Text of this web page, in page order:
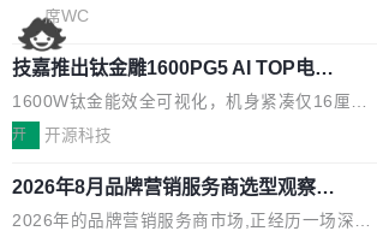
Sider、Copilot for Chrome 这些 AI 浏览器插件
了，你为什么还要再做一个"，我都觉得这个问题
问得好。 因为我自己也是从用户变成开发者的。
现有产品的天花板 我用过不少 AI 浏览器插件。
刚开始觉得都挺好——选中一段文字，弹出解
要。但用久了你会发现，它们本质上都是同一类
东西：一个带网页上下文的聊天框。 它们能读取
席WC
技嘉推出钛金雕1600PG5 AI TOP电
源：为发烧级主机与本地AI算力打造旗
舰供电方案
1600W钛金能效全可视化，机身紧凑仅16厘米
继2026台北电脑展首度亮相后，技嘉科技近日正
电源专为发烧级DIY主机与本地AI算力平台打
造，整机长度仅16厘米，提供1600W额定功率
开 开源科技
2026年8月品牌营销服务商选型观察：
从流量思维到品牌资产思维的范式转移
2026年的品牌营销服务商市场,正经历一场深刻